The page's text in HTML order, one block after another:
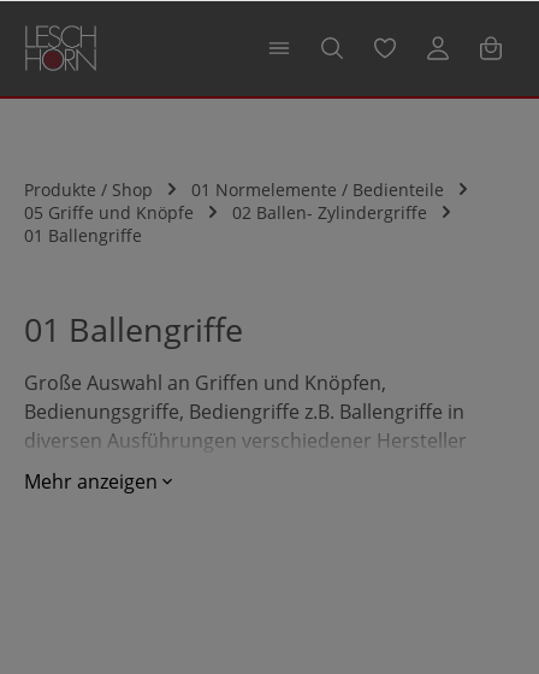
springen
Produkte / Shop
01 Normelemente / Bedienteile
05 Griffe und Knöpfe
02 Ballen- Zylindergriffe
01 Ballengriffe
01 Ballengriffe
Große Auswahl an Griffen und Knöpfen,
Bedienungsgriffe, Bediengriffe z.B. Ballengriffe in
diversen Ausführungen verschiedener Hersteller
(Ganter Griff, Kipp, Norelem, Halder). Profitieren Sie
von unserer Vielfalt als technischer Großhandel - Jetzt
Mehr anzeigen